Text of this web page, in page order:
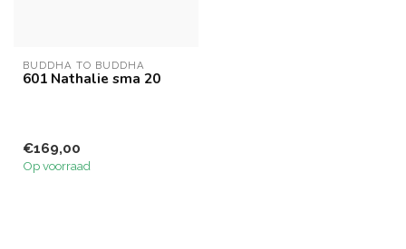
BUDDHA TO BUDDHA
601 Nathalie sma 20
€169,00
Op voorraad